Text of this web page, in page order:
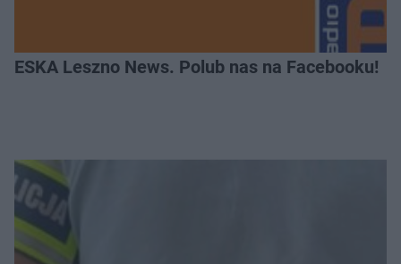
ESKA Leszno News. Polub nas na Facebooku!